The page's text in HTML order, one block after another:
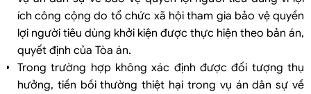
ích công cộng do tổ chức xã hội tham gia bảo vệ quyền
lợi người tiêu dùng khởi kiện được thực hiện theo bản án,
quyết định của Tòa án.
Trong trường hợp không xác định được đối tượng thụ
hưởng, tiền bồi thường thiệt hại trong vụ án dân sự về